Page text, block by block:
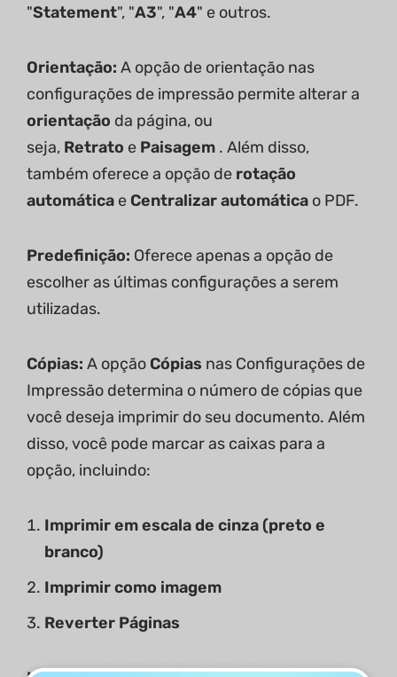
"Statement", "A3", "A4" e outros.
Orientação: A opção de orientação nas
configurações de impressão permite alterar a
orientação da página, ou
seja, Retrato e Paisagem . Além disso,
também oferece a opção de rotação
automática e Centralizar automática o PDF.
Predefinição: Oferece apenas a opção de
escolher as últimas configurações a serem
utilizadas.
Cópias: A opção Cópias nas Configurações de
Impressão determina o número de cópias que
você deseja imprimir do seu documento. Além
disso, você pode marcar as caixas para a
opção, incluindo:
Imprimir em escala de cinza (preto e
branco)
Imprimir como imagem
Reverter Páginas